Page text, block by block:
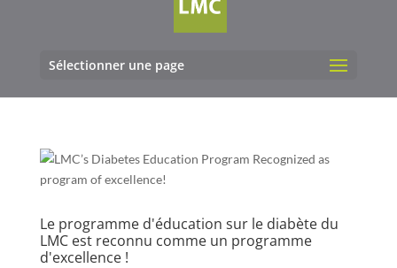
Sélectionner une page
Le programme d'éducation sur le diabète du
LMC est reconnu comme un programme
d'excellence !